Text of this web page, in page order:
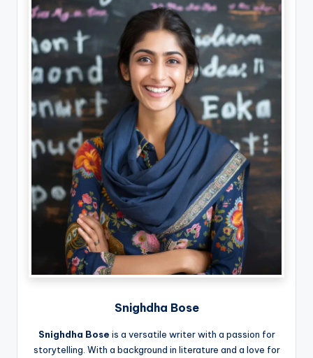
Snighdha Bose
Snighdha Bose is a versatile writer with a passion for
storytelling. With a background in literature and a love for